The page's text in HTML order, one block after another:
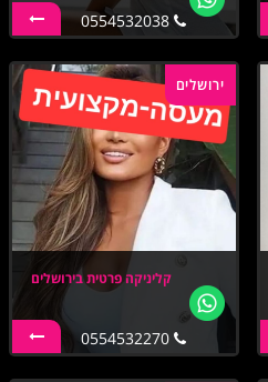
0554532038
ירושלים
קליניקה פרטית בירושלים
0554532270